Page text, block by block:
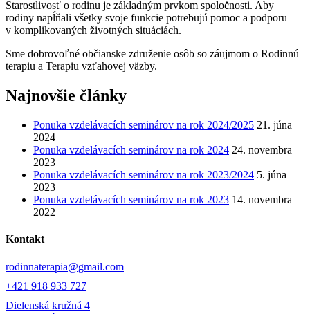
Starostlivosť o rodinu je základným prvkom spoločnosti. Aby
rodiny napĺňali všetky svoje funkcie potrebujú pomoc a podporu
v komplikovaných životných situáciách.
Sme dobrovoľné občianske združenie osôb so záujmom o Rodinnú
terapiu a Terapiu vzťahovej väzby.
Najnovšie články
Ponuka vzdelávacích seminárov na rok 2024/2025 21. júna
2024
Ponuka vzdelávacích seminárov na rok 2024 24. novembra
2023
Ponuka vzdelávacích seminárov na rok 2023/2024 5. júna
2023
Ponuka vzdelávacích seminárov na rok 2023 14. novembra
2022
Kontakt
rodinnaterapia@gmail.com
+421 918 933 727
Dielenská kružná 4